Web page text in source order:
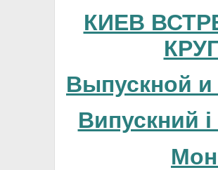
КИЕВ
Выпускной и
Випускний